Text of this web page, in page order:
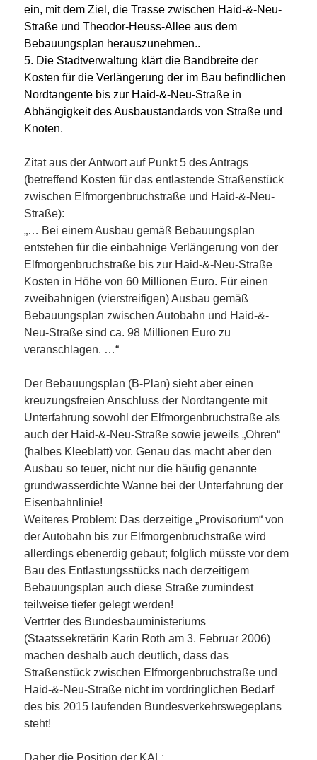
ein, mit dem Ziel, die Trasse zwischen Haid-&-Neu-
Straße und Theodor-Heuss-Allee aus dem
Bebauungsplan herauszunehmen..
5. Die Stadtverwaltung klärt die Bandbreite der
Kosten für die Verlängerung der im Bau befindlichen
Nordtangente bis zur Haid-&-Neu-Straße in
Abhängigkeit des Ausbaustandards von Straße und
Knoten.
Zitat aus der Antwort auf Punkt 5 des Antrags
(betreffend Kosten für das entlastende Straßenstück
zwischen Elfmorgenbruchstraße und Haid-&-Neu-
Straße):
„… Bei einem Ausbau gemäß Bebauungsplan
entstehen für die einbahnige Verlängerung von der
Elfmorgenbruchstraße bis zur Haid-&-Neu-Straße
Kosten in Höhe von 60 Millionen Euro. Für einen
zweibahnigen (vierstreifigen) Ausbau gemäß
Bebauungsplan zwischen Autobahn und Haid-&-
Neu-Straße sind ca. 98 Millionen Euro zu
veranschlagen. …“
Der Bebauungsplan (B-Plan) sieht aber einen
kreuzungsfreien Anschluss der Nordtangente mit
Unterfahrung sowohl der Elfmorgenbruchstraße als
auch der Haid-&-Neu-Straße sowie jeweils „Ohren“
(halbes Kleeblatt) vor. Genau das macht aber den
Ausbau so teuer, nicht nur die häufig genannte
grundwasserdichte Wanne bei der Unterfahrung der
Eisenbahnlinie!
Weiteres Problem: Das derzeitige „Provisorium“ von
der Autobahn bis zur Elfmorgenbruchstraße wird
allerdings ebenerdig gebaut; folglich müsste vor dem
Bau des Entlastungsstücks nach derzeitigem
Bebauungsplan auch diese Straße zumindest
teilweise tiefer gelegt werden!
Vertrter des Bundesbauministeriums
(Staatssekretärin Karin Roth am 3. Februar 2006)
machen deshalb auch deutlich, dass das
Straßenstück zwischen Elfmorgenbruchstraße und
Haid-&-Neu-Straße nicht im vordringlichen Bedarf
des bis 2015 laufenden Bundesverkehrswegeplans
steht!
Daher die Position der KAL: